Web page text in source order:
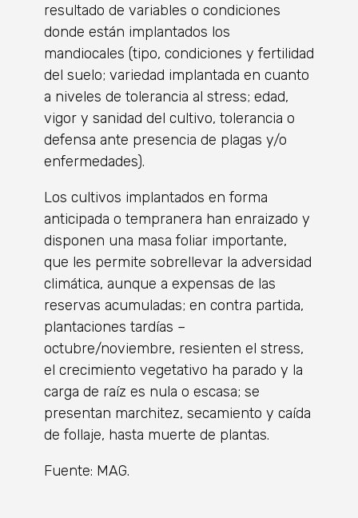
resultado de variables o condiciones
donde están implantados los
mandiocales (tipo, condiciones y fertilidad
del suelo; variedad implantada en cuanto
a niveles de tolerancia al stress; edad,
vigor y sanidad del cultivo, tolerancia o
defensa ante presencia de plagas y/o
enfermedades).
Los cultivos implantados en forma
anticipada o tempranera han enraizado y
disponen una masa foliar importante,
que les permite sobrellevar la adversidad
climática, aunque a expensas de las
reservas acumuladas; en contra partida,
plantaciones tardías –
octubre/noviembre, resienten el stress,
el crecimiento vegetativo ha parado y la
carga de raíz es nula o escasa; se
presentan marchitez, secamiento y caída
de follaje, hasta muerte de plantas.
Fuente: MAG.